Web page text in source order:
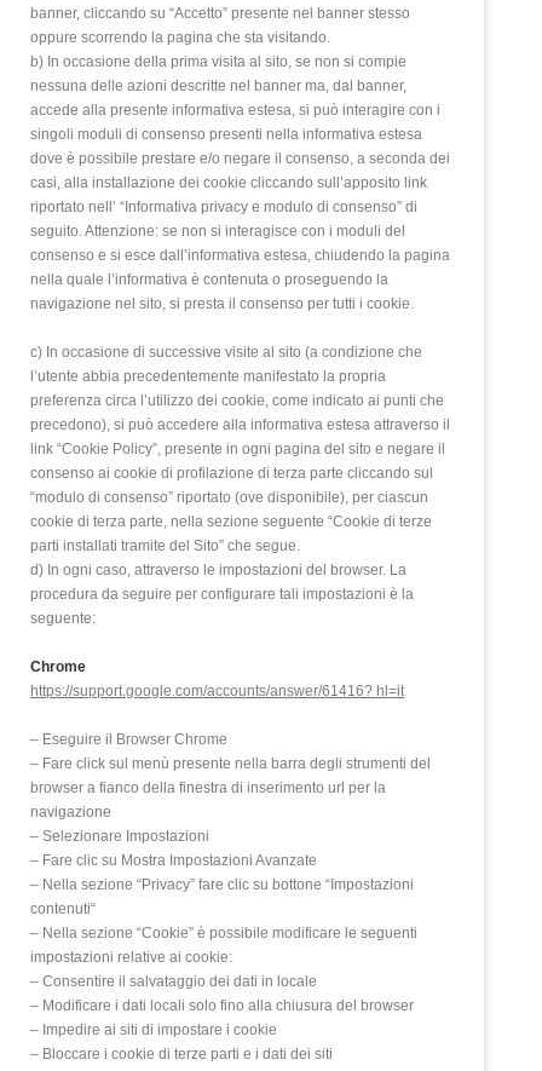
banner, cliccando su “Accetto” presente nel banner stesso
oppure scorrendo la pagina che sta visitando.
b) In occasione della prima visita al sito, se non si compie
nessuna delle azioni descritte nel banner ma, dal banner,
accede alla presente informativa estesa, si può interagire con i
singoli moduli di consenso presenti nella informativa estesa
dove è possibile prestare e/o negare il consenso, a seconda dei
casi, alla installazione dei cookie cliccando sull’apposito link
riportato nell’ “Informativa privacy e modulo di consenso” di
seguito. Attenzione: se non si interagisce con i moduli del
consenso e si esce dall’informativa estesa, chiudendo la pagina
nella quale l’informativa è contenuta o proseguendo la
navigazione nel sito, si presta il consenso per tutti i cookie.
c) In occasione di successive visite al sito (a condizione che
l’utente abbia precedentemente manifestato la propria
preferenza circa l’utilizzo dei cookie, come indicato ai punti che
precedono), si può accedere alla informativa estesa attraverso il
link “Cookie Policy”, presente in ogni pagina del sito e negare il
consenso ai cookie di profilazione di terza parte cliccando sul
“modulo di consenso” riportato (ove disponibile), per ciascun
cookie di terza parte, nella sezione seguente “Cookie di terze
parti installati tramite del Sito” che segue.
d) In ogni caso, attraverso le impostazioni del browser. La
procedura da seguire per configurare tali impostazioni è la
seguente:
Chrome
https://support.google.com/accounts/answer/61416? hl=it
– Eseguire il Browser Chrome
– Fare click sul menù presente nella barra degli strumenti del
browser a fianco della finestra di inserimento url per la
navigazione
– Selezionare Impostazioni
– Fare clic su Mostra Impostazioni Avanzate
– Nella sezione “Privacy” fare clic su bottone “Impostazioni
contenuti“
– Nella sezione “Cookie” è possibile modificare le seguenti
impostazioni relative ai cookie:
– Consentire il salvataggio dei dati in locale
– Modificare i dati locali solo fino alla chiusura del browser
– Impedire ai siti di impostare i cookie
– Bloccare i cookie di terze parti e i dati dei siti